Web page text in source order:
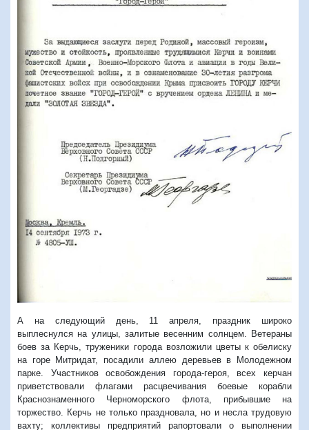
А на следующий день, 11 апреля, праздник широко
выплеснулся на улицы, залитые весенним солнцем. Ветераны
боев за Керчь, труженики города возложили цветы к обелиску
на горе Митридат, посадили аллею деревьев в Молодежном
парке. Участников освобождения города-героя, всех керчан
приветствовали флагами расцвечивания боевые корабли
Краснознаменного Черноморского флота, прибывшие на
торжество. Керчь не только праздновала, но и несла трудовую
вахту; коллективы предприятий рапортовали о выполнении